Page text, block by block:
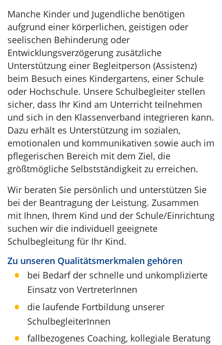
Manche Kinder und Jugendliche benötigen
aufgrund einer körperlichen, geistigen oder
seelischen Behinderung oder
Entwicklungsverzögerung zusätzliche
Unterstützung einer Begleitperson (Assistenz)
beim Besuch eines Kindergartens, einer Schule
oder Hochschule. Unsere Schulbegleiter stellen
sicher, dass Ihr Kind am Unterricht teilnehmen
und sich in den Klassenverband integrieren kann.
Dazu erhält es Unterstützung im sozialen,
emotionalen und kommunikativen sowie auch im
pflegerischen Bereich mit dem Ziel, die
größtmögliche Selbstständigkeit zu erreichen.
Wir beraten Sie persönlich und unterstützen Sie
bei der Beantragung der Leistung. Zusammen
mit Ihnen, Ihrem Kind und der Schule/Einrichtung
suchen wir die individuell geeignete
Schulbegleitung für Ihr Kind.
Zu unseren Qualitätsmerkmalen gehören
bei Bedarf der schnelle und unkomplizierte
Einsatz von VertreterInnen
die laufende Fortbildung unserer
SchulbegleiterInnen
fallbezogenes Coaching, kollegiale Beratung